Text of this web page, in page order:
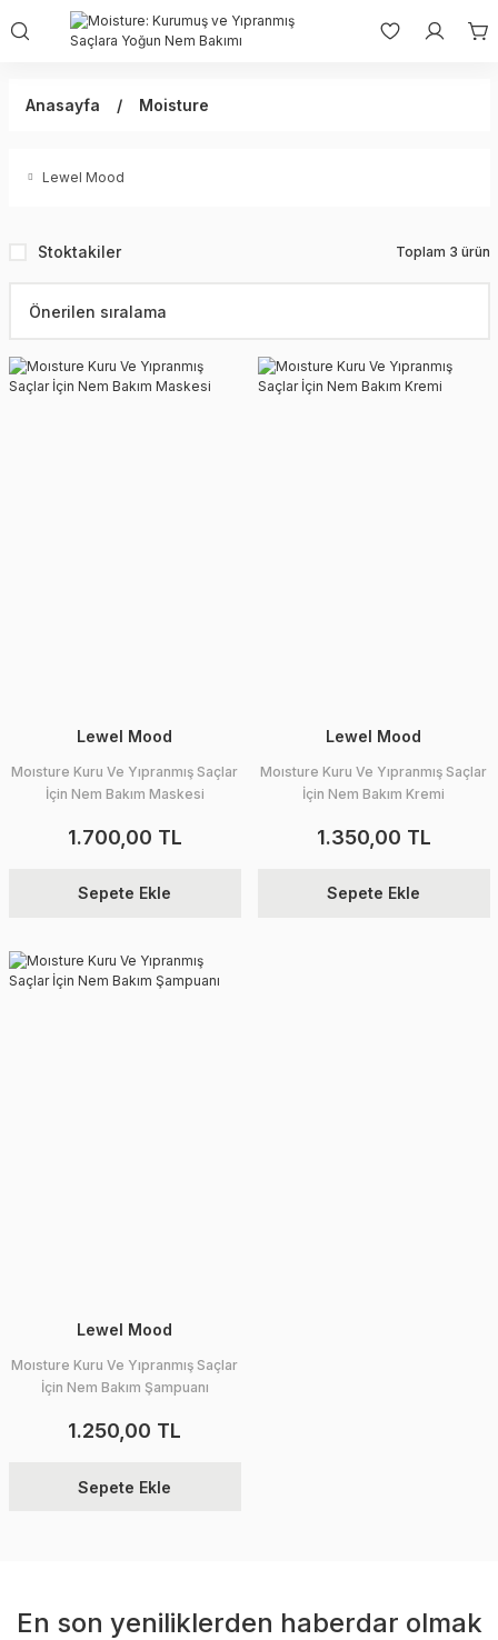
Anasayfa Moisture
Lewel Mood
Stoktakiler Toplam 3 ürün
Lewel Mood
Moısture Kuru Ve Yıpranmış Saçlar
İçin Nem Bakım Maskesi
1.700,00 TL
Sepete Ekle
Lewel Mood
Moısture Kuru Ve Yıpranmış Saçlar
İçin Nem Bakım Kremi
1.350,00 TL
Sepete Ekle
Lewel Mood
Moısture Kuru Ve Yıpranmış Saçlar
İçin Nem Bakım Şampuanı
1.250,00 TL
Sepete Ekle
En son yeniliklerden haberdar olmak